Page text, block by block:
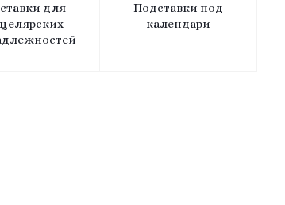
для
Подставки под
календари